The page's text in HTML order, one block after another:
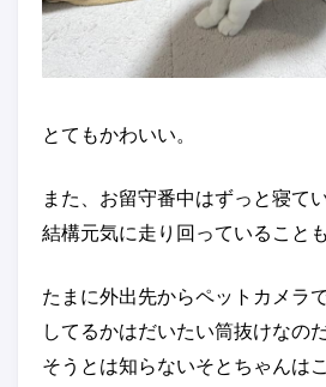
とてもかわいい。
また、お留守番中はずっと寝て
結構元気に走り回っていることも
たまに外出先からペットカメラ
してるかはだいたい筒抜けなのだ
そうとは知らないそとちゃんは